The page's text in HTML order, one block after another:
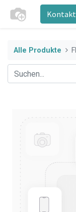
Alle Produkte